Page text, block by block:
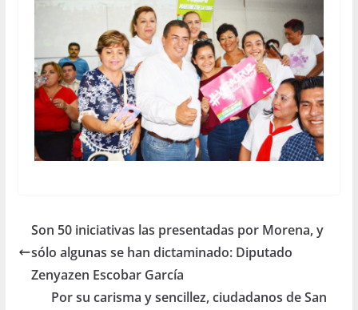
Son 50 iniciativas las presentadas por Morena, y
sólo algunas se han dictaminado: Diputado
Zenyazen Escobar García
Por su carisma y sencillez, ciudadanos de San